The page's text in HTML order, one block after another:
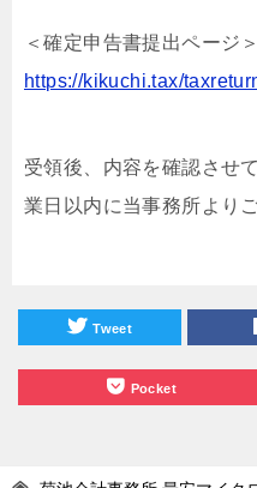
＜確定申告書提出ページ＞
https://kikuchi.tax/
受領後、内容を確認させ
業日以内に当事務所より
Tweet
Pocket